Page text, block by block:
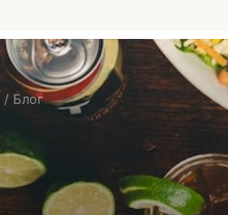
/ Блог